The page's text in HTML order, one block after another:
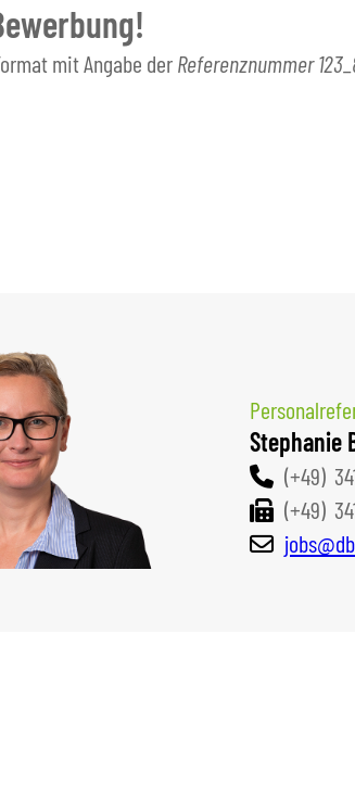
mit Angabe derReferenznummer
Stephanie
(+49)
(+49)